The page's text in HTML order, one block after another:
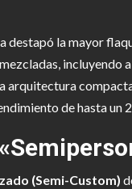
destapó la mayor
incluyendo
arquitectura
de hasta un
(Semi-Custom)